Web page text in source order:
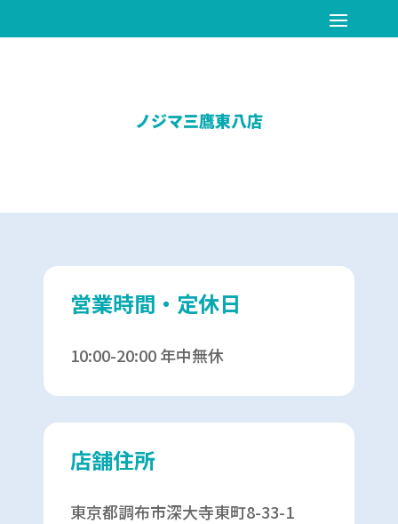
ノジマ三鷹東八店
営業時間・定休日
10:00-20:00 年中無休
店舗住所
東京都調布市深大寺東町8-33-1